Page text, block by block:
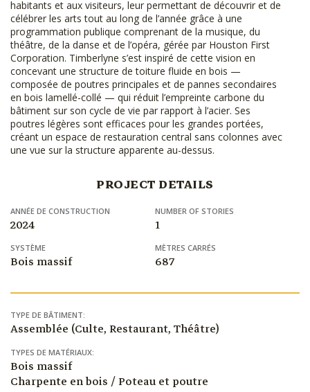
habitants et aux visiteurs, leur permettant de découvrir et de
célébrer les arts tout au long de l’année grâce à une
programmation publique comprenant de la musique, du
théâtre, de la danse et de l’opéra, gérée par Houston First
Corporation. Timberlyne s’est inspiré de cette vision en
concevant une structure de toiture fluide en bois —
composée de poutres principales et de pannes secondaires
en bois lamellé-collé — qui réduit l’empreinte carbone du
bâtiment sur son cycle de vie par rapport à l’acier. Ses
poutres légères sont efficaces pour les grandes portées,
créant un espace de restauration central sans colonnes avec
une vue sur la structure apparente au-dessus.
PROJECT DETAILS
ANNÉE DE CONSTRUCTION
2024
NUMBER OF STORIES
1
SYSTÈME
Bois massif
MÈTRES CARRÉS
687
TYPE DE BÂTIMENT:
Assemblée (Culte, Restaurant, Théâtre)
TYPES DE MATÉRIAUX:
Bois massif
Charpente en bois / Poteau et poutre